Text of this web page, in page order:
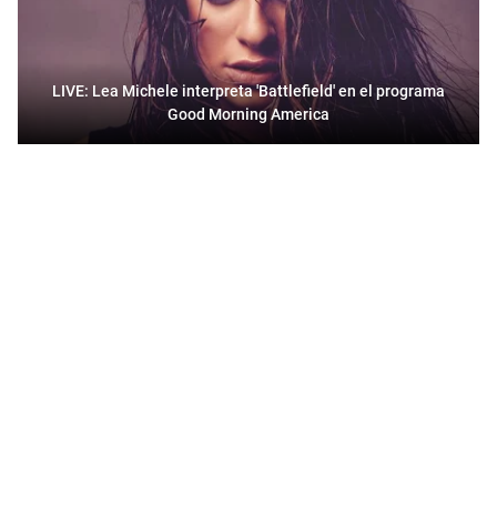
LIVE: Lea Michele interpreta 'Battlefield' en el programa
Good Morning America